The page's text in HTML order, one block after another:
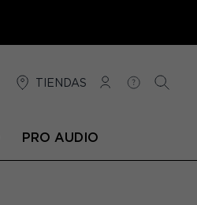
TIENDAS
CONEXIÓN
AYUDA
PRO AUDIO